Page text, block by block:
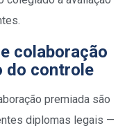
colaboração
do controle
premiada são
diplomas legais —